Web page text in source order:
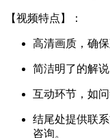
【视频特点】：
高清画质，确
简洁明了的解
互动环节，如
结尾处提供联
咨询。